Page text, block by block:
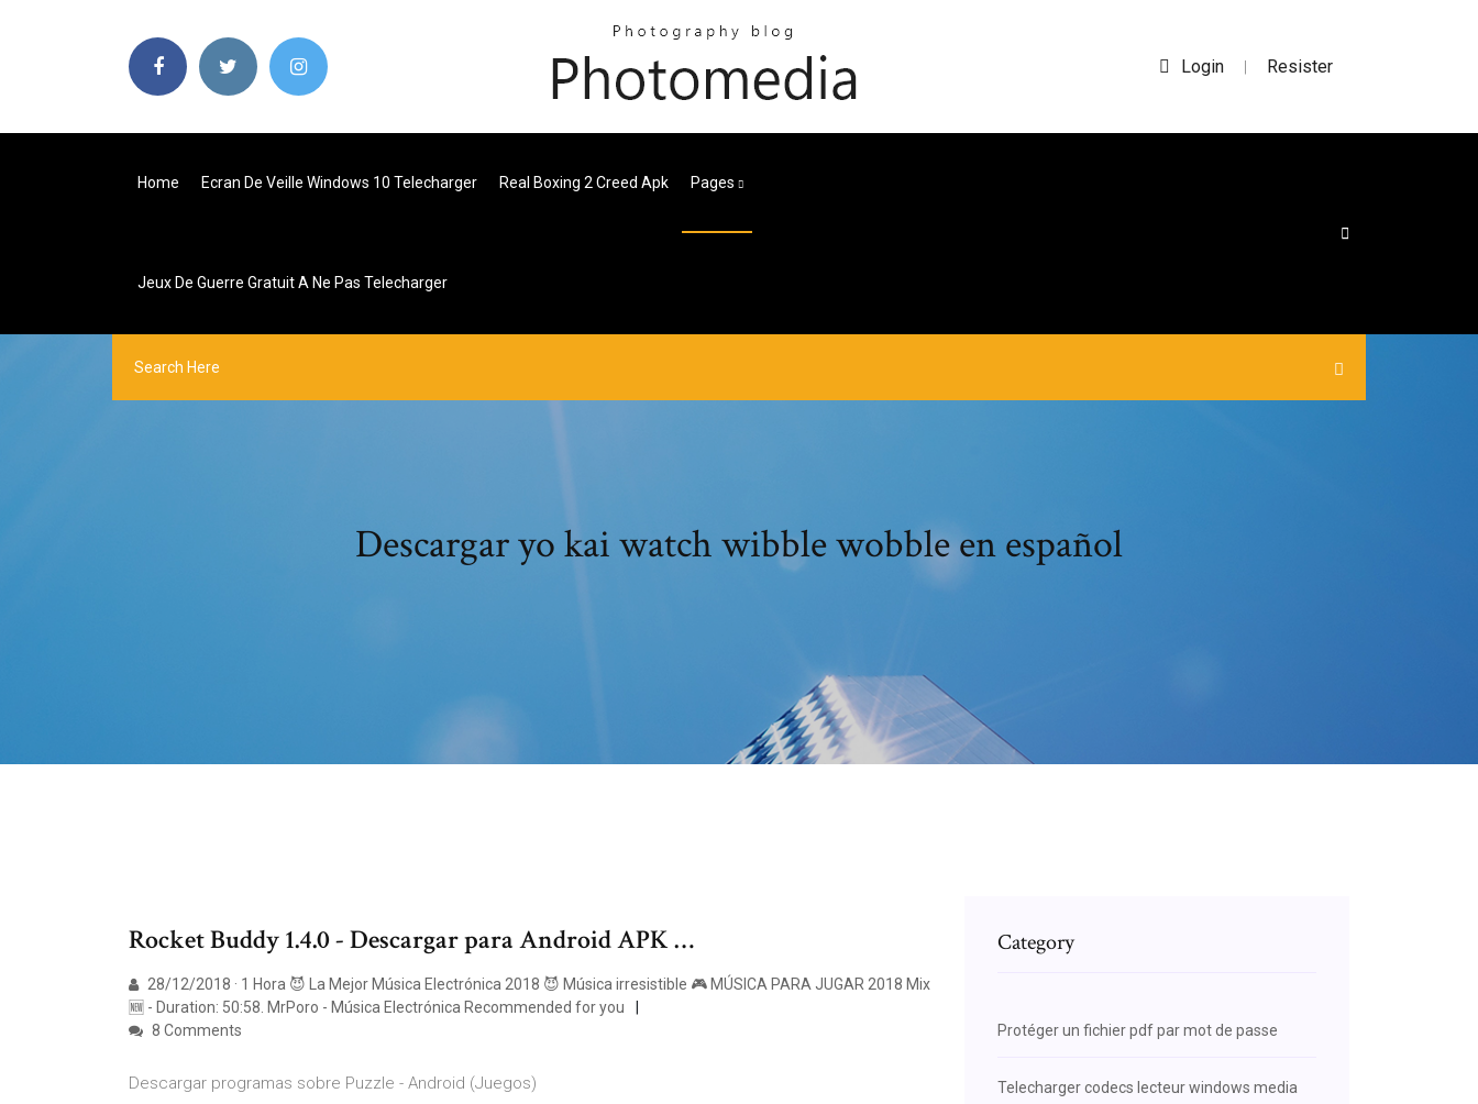
Login | Resister
Home Ecran De Veille Windows 10 Telecharger Real Boxing 2 Creed Apk Pages
Jeux De Guerre Gratuit A Ne Pas Telecharger
Descargar yo kai watch wibble wobble en español
Rocket Buddy 1.4.0 - Descargar para Android APK …
28/12/2018 · 1 Hora 😈 La Mejor Música Electrónica 2018 😈 Música irresistible 🎮 MÚSICA PARA JUGAR 2018 Mix
🆕 - Duration: 50:58. MrPoro - Música Electrónica Recommended for you
8 Comments
Descargar programas sobre Puzzle - Android (Juegos)
Category
Protéger un fichier pdf par mot de passe
Telecharger codecs lecteur windows media